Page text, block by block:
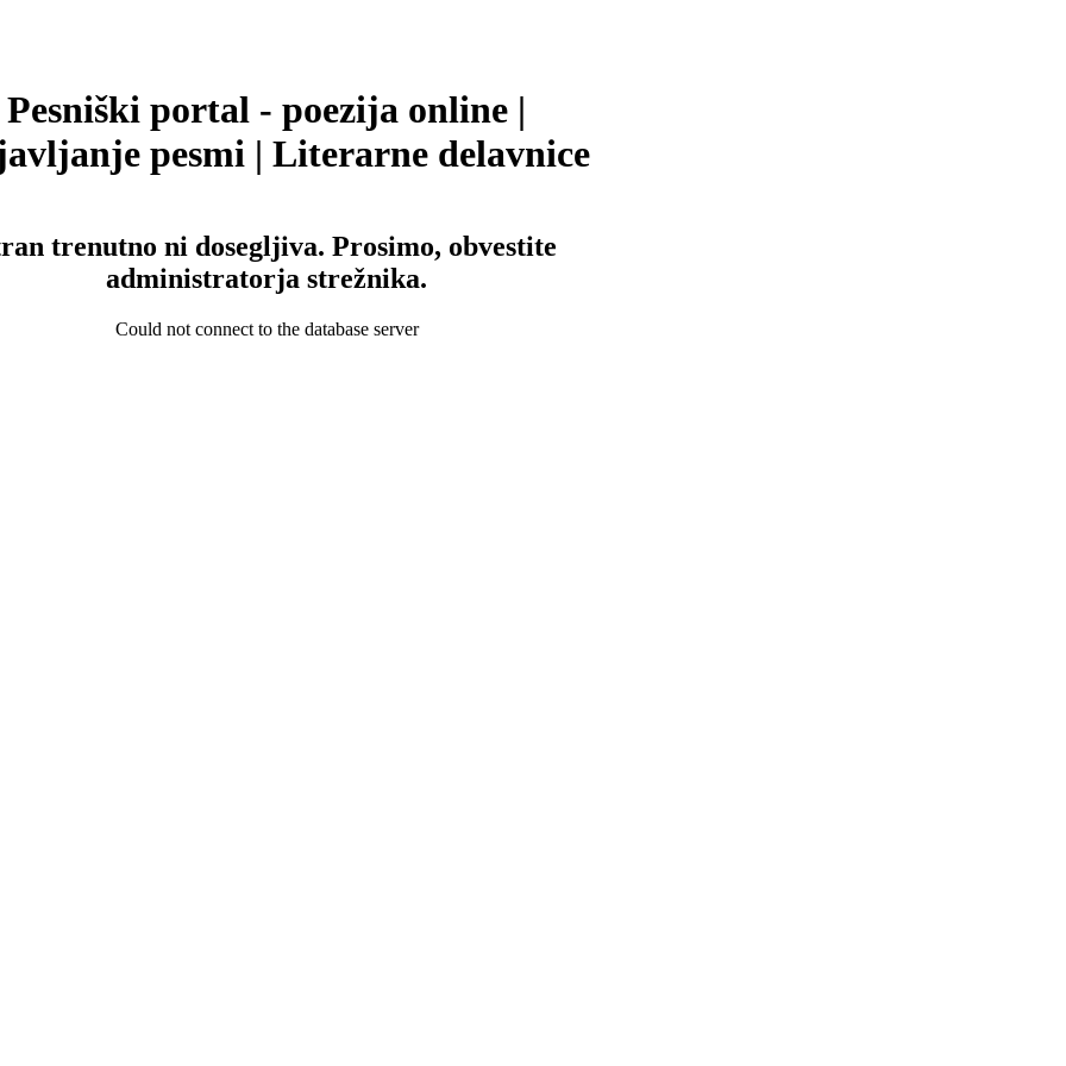
Pesniški portal - poezija online |
pesmi | Literarne delavnice
trenutno ni dosegljiva. Prosimo, obvestite
administratorja strežnika.
Could not connect to the database server